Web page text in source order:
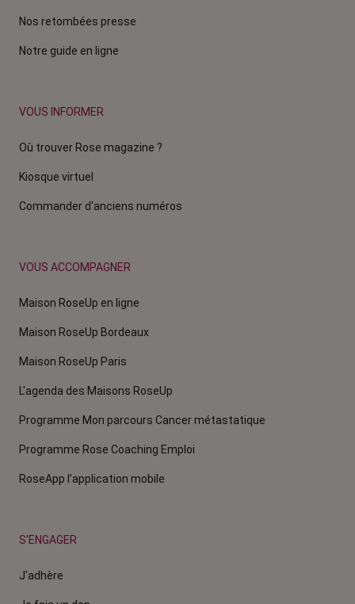
Nos retombées presse
Notre guide en ligne
VOUS INFORMER
Où trouver Rose magazine ?
Kiosque virtuel
Commander d'anciens numéros
VOUS ACCOMPAGNER
Maison RoseUp en ligne
Maison RoseUp Bordeaux
Maison RoseUp Paris
L'agenda des Maisons RoseUp
Programme Mon parcours Cancer métastatique
Programme Rose Coaching Emploi
RoseApp l’application mobile
S'ENGAGER
J'adhère